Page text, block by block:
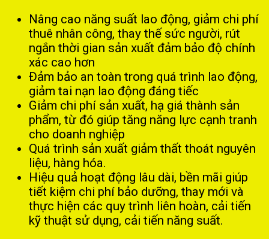
Nâng cao năng suất lao động, giảm chi phí
thuê nhân công, thay thế sức người, rút
ngắn thời gian sản xuất đảm bảo độ chính
xác cao hơn
Đảm bảo an toàn trong quá trình lao động,
giảm tai nạn lao động đáng tiếc
Giảm chi phí sản xuất, hạ giá thành sản
phẩm, từ đó giúp tăng năng lực cạnh tranh
cho doanh nghiệp
Quá trình sản xuất giảm thất thoát nguyên
liệu, hàng hóa.
Hiệu quả hoạt động lâu dài, bền mãi giúp
tiết kiệm chi phí bảo dưỡng, thay mới và
thực hiện các quy trình liên hoàn, cải tiến
kỹ thuật sử dụng, cải tiến năng suất.